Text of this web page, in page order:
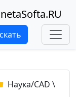
Наука/CAD \